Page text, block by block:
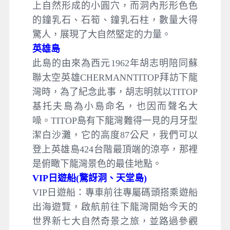
上自然形成的小圓穴，而洞內形形色色
的鐘乳石、石筍、鐘乳石柱，數量大得
驚人，展現了大自然堅定的力量。
英雄島
此島的由來為西元1962年胡志明陪同蘇
聯太空英雄CHERMANNTITOP拜訪下龍
灣時，為了紀念此事，胡志明就以TITOP
基托夫島為小島命名，也因而聲名大
噪。TITOP島有下龍灣難得一見的月牙型
潔白沙灘，它的高度87公尺，我們可以
登上英雄島424台階最頂端的涼亭，那裡
是俯瞰下龍灣景色的最佳地點。
VIP日遊船(驚訝洞、天堂島)
VIP日遊船：專車前往專屬碼頭搭乘遊船
出海遊覽，啟航前往下龍灣開始今天的
世界新七大自然奇景之旅，並路過參觀